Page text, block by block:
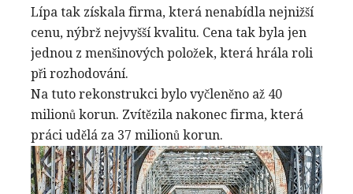
Lípa tak získala firma, která nenabídla nejnižší
cenu, nýbrž nejvyšší kvalitu. Cena tak byla jen
jednou z menšinových položek, která hrála roli
při rozhodování.
Na tuto rekonstrukci bylo vyčleněno až 40
milionů korun. Zvítězila nakonec firma, která
práci udělá za 37 milionů korun.